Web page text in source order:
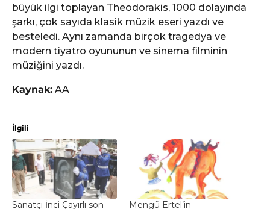
büyük ilgi toplayan Theodorakis, 1000 dolayında
şarkı, çok sayıda klasik müzik eseri yazdı ve
besteledi. Aynı zamanda birçok tragedya ve
modern tiyatro oyununun ve sinema filminin
müziğini yazdı.
Kaynak: AA
İlgili
Sanatçı İnci Çayırlı son
Mengü Ertel’in